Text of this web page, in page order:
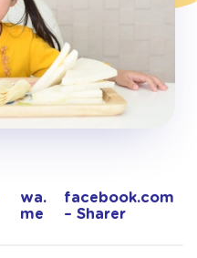
wa.
me
facebook.com
– Sharer